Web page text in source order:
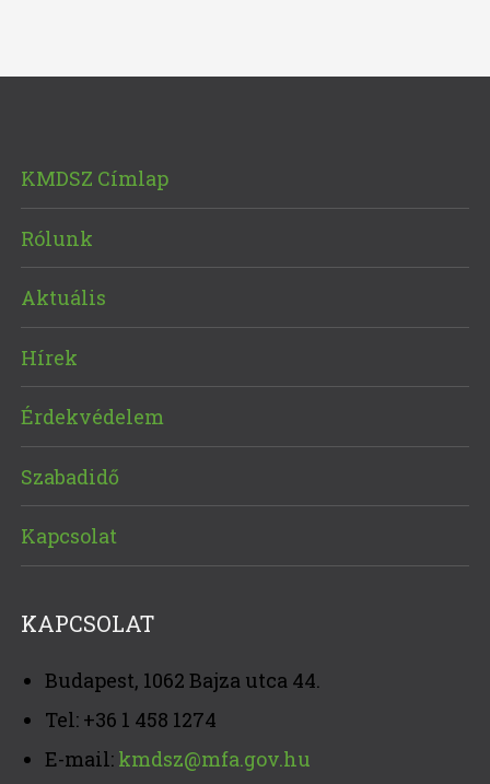
KMDSZ Címlap
Rólunk
Aktuális
Hírek
Érdekvédelem
Szabadidő
Kapcsolat
KAPCSOLAT
Budapest, 1062 Bajza utca 44.
Tel: +36 1 458 1274
E-mail: kmdsz@mfa.gov.hu